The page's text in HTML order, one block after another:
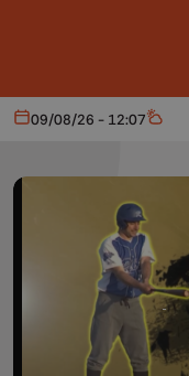
Aujourd'hui
09/08/26 - 12:07 Météo